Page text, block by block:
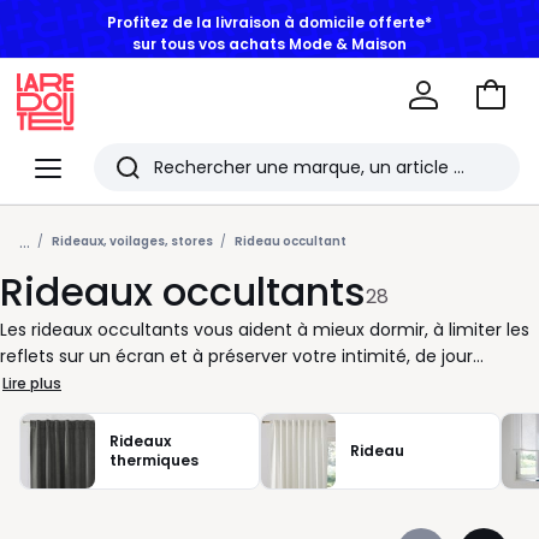
Menu
Redoute
Rechercher
Les
derniers
articles
consultés
Aller
... Rideaux, voilages, stores Rideau occultant
Rideaux occultants28
Les rideaux occultants vous aident à mieux dormir, à limiter les
reflets sur un écran et à préserver votre intimité, de jour
comme de nuit. Dans une chambre, ils créent une obscurité
appréciable pour les grasses matinées ou les siestes. Dans un
salon, ils tamisent la lumière et rendent l’ambiance plus
confortable. Chez La Redoute, nous vous proposons des rideaux
occultants dans différents coloris, unis ou à motifs, pour
Lire plus
Rideaux
thermiques
Rideau